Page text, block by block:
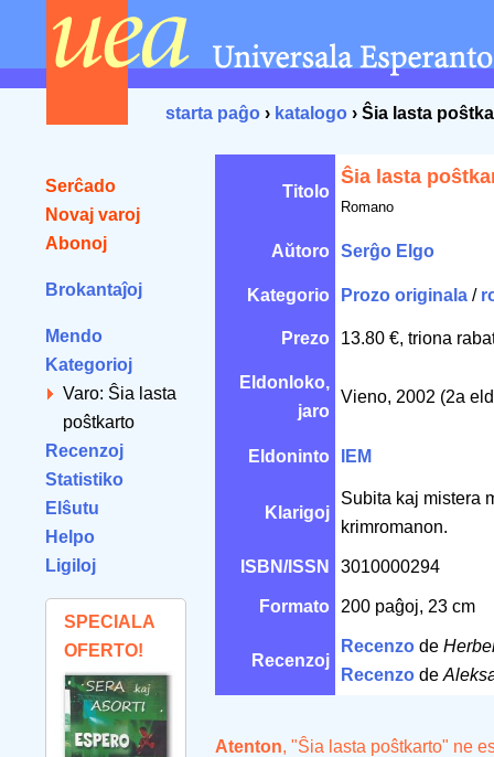
starta paĝo › katalogo › Ŝia lasta
Serĉado
Novaj varoj
Abonoj
Brokantaĵoj
Mendo
Kategorioj
Varo: Ŝia lasta
poŝtkarto
Recenzoj
Statistiko
Elŝutu
Helpo
Ligiloj
SPECIALA
OFERTO!
Titolo
Ŝia lasta
Romano
Aŭtoro Serĝo Elgo
Kategorio Prozo originala /
Prezo 13.80 €, triona
Eldonloko,
jaro
Vieno, 2002 (2a
Eldoninto IEM
Klarigoj
Subita kaj mistera
krimromanon.
ISBN/ISSN 3010000294
Formato 200 paĝoj, 23 cm
Recenzoj
Recenzo de
Recenzo de
Atenton, "Ŝia lasta poŝtkarto" ne